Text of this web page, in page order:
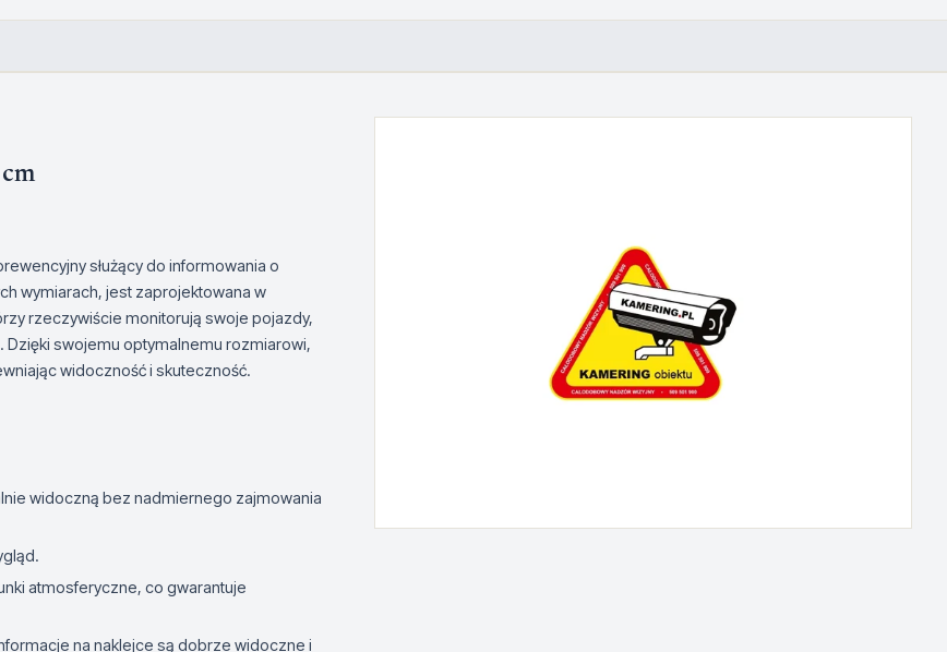
służący do informowania o
wymiarach, jest zaprojektowana w
rzeczywiście monitorują swoje pojazdy,
Dzięki swojemu optymalnemu rozmiarowi,
widoczność i skuteczność.
widoczną bez nadmiernego zajmowania
atmosferyczne, co gwarantuje
na naklejce są dobrze widoczne i